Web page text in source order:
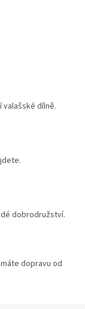
valašské dílně.
dobrodružství.
dopravu od